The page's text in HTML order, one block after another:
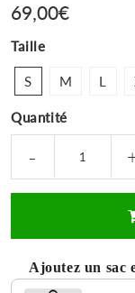
69,00€
Taille
S M L
Quantité
-
Ajoutez un sac
Use the Previous